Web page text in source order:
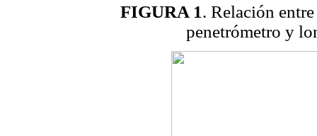
FIGURA 1. Relación
penetrómetro y